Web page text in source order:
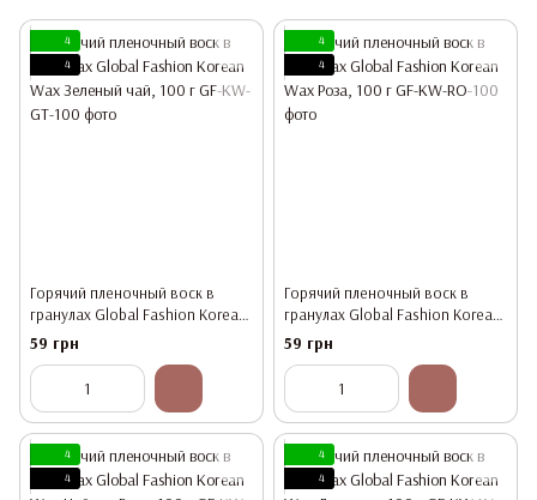
4
4
Горячий пленочный воск в
гранулах Global Fashion Korean
Wax Зеленый чай, 100 г
59 грн
4
4
Горячий пленочный воск в
гранулах Global Fashion Korean
Wax Роза, 100 г
59 грн
4
4
4
4